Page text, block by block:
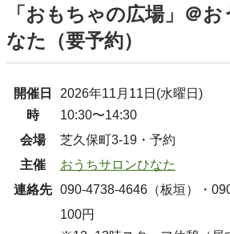
「おもちゃの広場」＠
なた（要予約）
開催日
時
2026年11月11日(水曜日)
10:30〜14:30
会場
芝久保町3-19・予約
主催
おうちサロンひなた
連絡先 090-4738-4646（板垣）・
100円